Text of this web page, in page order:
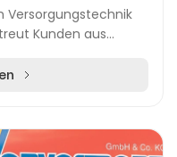
Versorgungstechnik
Kunden aus